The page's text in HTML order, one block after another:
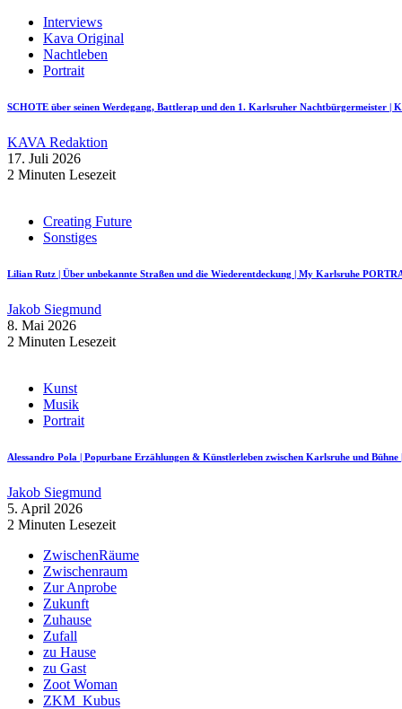
Interviews
Kava Original
Nachtleben
Portrait
SCHOTE über seinen Werdegang, Battlerap und den 1. Karlsruher Nachtbürgermeister |
KAVA Redaktion
17. Juli 2026
2 Minuten Lesezeit
Creating Future
Sonstiges
Lilian Rutz | Über unbekannte Straßen und die Wiederentdeckung | My Karlsruhe
Jakob Siegmund
8. Mai 2026
2 Minuten Lesezeit
Kunst
Musik
Portrait
Alessandro Pola | Popurbane Erzählungen & Künstlerleben zwischen Karlsruhe und
Jakob Siegmund
5. April 2026
2 Minuten Lesezeit
ZwischenRäume
Zwischenraum
Zur Anprobe
Zukunft
Zuhause
Zufall
zu Hause
zu Gast
Zoot Woman
ZKM_Kubus